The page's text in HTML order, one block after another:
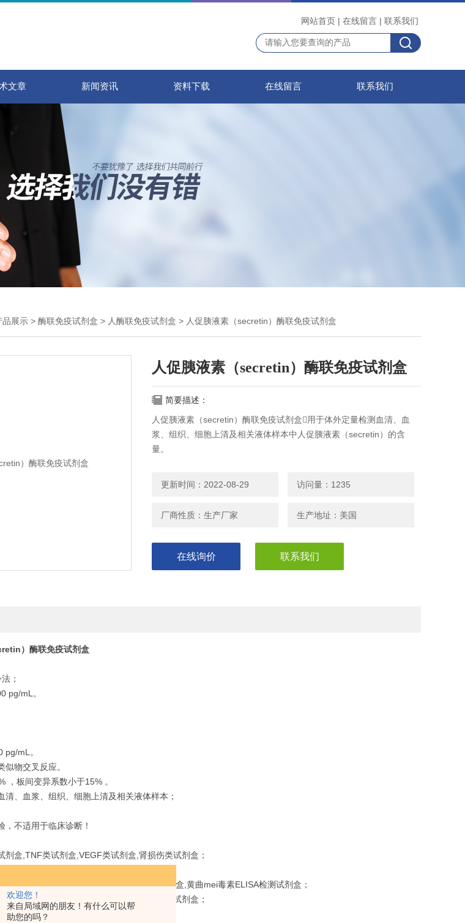
欢迎您！
来自局域网的朋友！有什么可以帮
助您的吗？
网站首页 | 在线留言 | 联系我们
文章 新闻资讯 资料下载 在线留言 联系我们
品展示 > 酶联免疫试剂盒 > 人酶联免疫试剂盒 > 人促胰液素（secretin）酶联免疫试剂盒
人促胰液素（secretin）酶联免疫试剂盒
简要描述：
人促胰液素（secretin）酶联免疫试剂盒用于体外定量检测血清、血
浆、组织、细胞上清及相关液体样本中人促胰液素（secretin）的含
量。
更新时间：2022-08-29 访问量：1235
厂商性质：生产厂家 生产地址：美国
在线询价 联系我们
）酶联免疫试剂盒
；
pg/mL。
pg/mL。
物交叉反应。
，板间变异系数小于15% 。
清、血浆、组织、细胞上清及相关液体样本；
不适用于临床诊断！
剂盒,TNF类试剂盒,VEGF类试剂盒,肾损伤类试剂盒；
剂盒,HCY类试剂盒,T3,T4类试剂盒；
胺ELISA检测试剂盒,四环素ELISA检测试剂盒,黄曲mei毒素ELISA检测试剂盒；
体ELISA检测试剂盒,AQP-Ab类试剂盒,HINI试剂盒；
白,球蛋白ELISA检测试剂盒。